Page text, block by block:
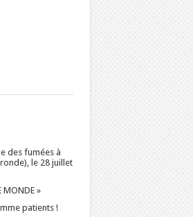
des fumées à
le 28 juillet
MONDE »
patients !